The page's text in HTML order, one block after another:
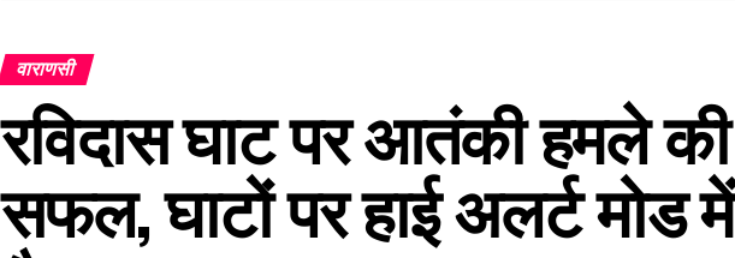
वाराणसी
रविदास घाट पर आतंकी हमले
सफल, घाटों पर हाई अलर्ट मोड